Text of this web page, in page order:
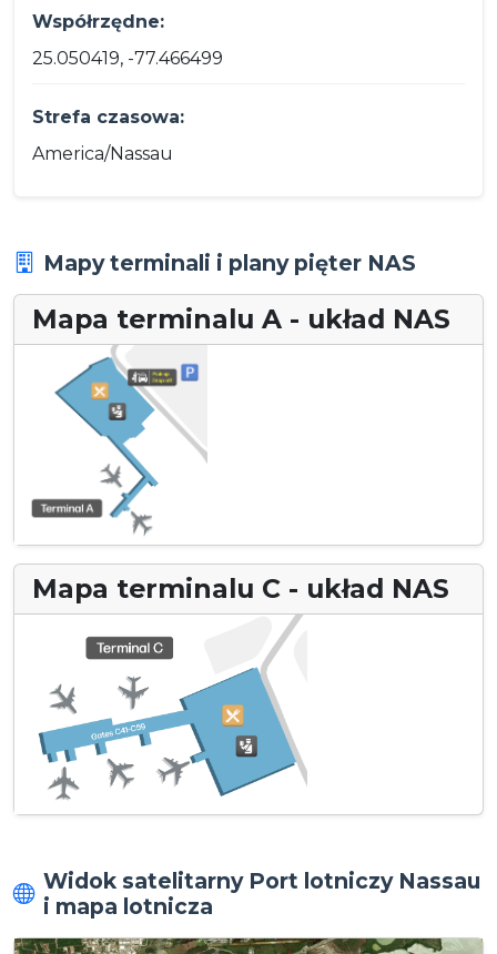
Współrzędne:
25.050419, -77.466499
Strefa czasowa:
America/Nassau
Mapy terminali i plany pięter NAS
Mapa terminalu A - układ NAS
Mapa terminalu C - układ NAS
Widok satelitarny Port lotniczy Nassau
i mapa lotnicza